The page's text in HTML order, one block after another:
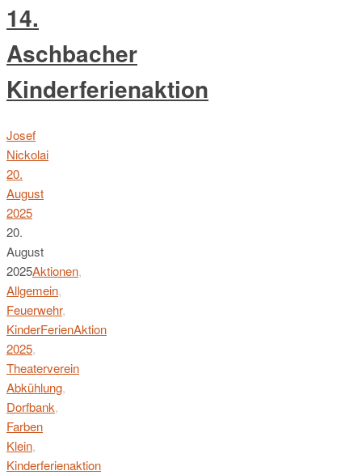
14.
Aschbacher
Kinderferienaktion
Josef
Nickolai
20.
August
2025
20.
August
2025Aktionen,
Allgemein,
Feuerwehr,
KinderFerienAktion
2025,
Theaterverein
Abkühlung,
Dorfbank,
Farben
Klein,
Kinderferienaktion